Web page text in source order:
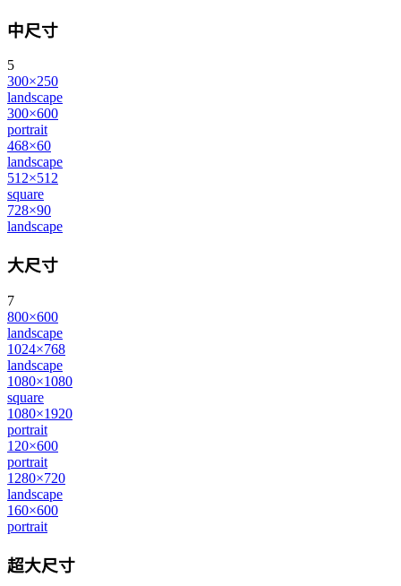
中尺寸
5
300×250
landscape
300×600
portrait
468×60
landscape
512×512
square
728×90
landscape
大尺寸
7
800×600
landscape
1024×768
landscape
1080×1080
square
1080×1920
portrait
120×600
portrait
1280×720
landscape
160×600
portrait
超大尺寸